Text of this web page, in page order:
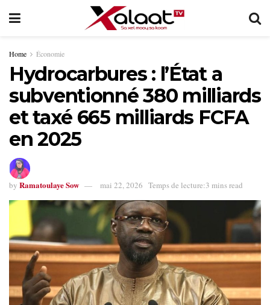
Home Économie
Hydrocarbures : l’État a
subventionné 380 milliards
et taxé 665 milliards FCFA
en 2025
by Ramatoulaye Sow mai 22, 2026 Temps de lecture:3 mins read